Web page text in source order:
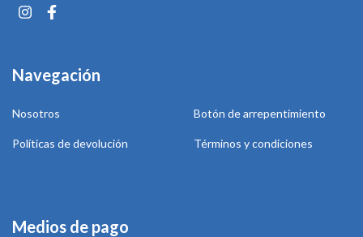
Navegación
Nosotros Botón de arrepentimiento
Políticas de devolución Términos y condiciones
Medios de pago